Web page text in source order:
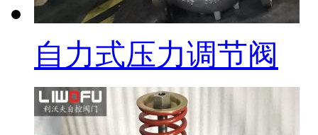
自力式压力调节阀